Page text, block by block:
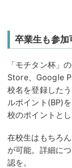
卒業生も参加
「モチタン杯」
Store、Google
校名を登録した
ルポイント(BP)
校のポイントとし
在校生はもちろ
が可能。詳細に
認を。